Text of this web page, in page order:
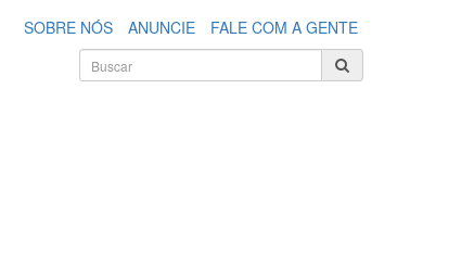
SOBRE NÓS ANUNCIE
FALE COM A GENTE